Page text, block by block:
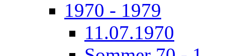
1970 - 1979
11.07.1970